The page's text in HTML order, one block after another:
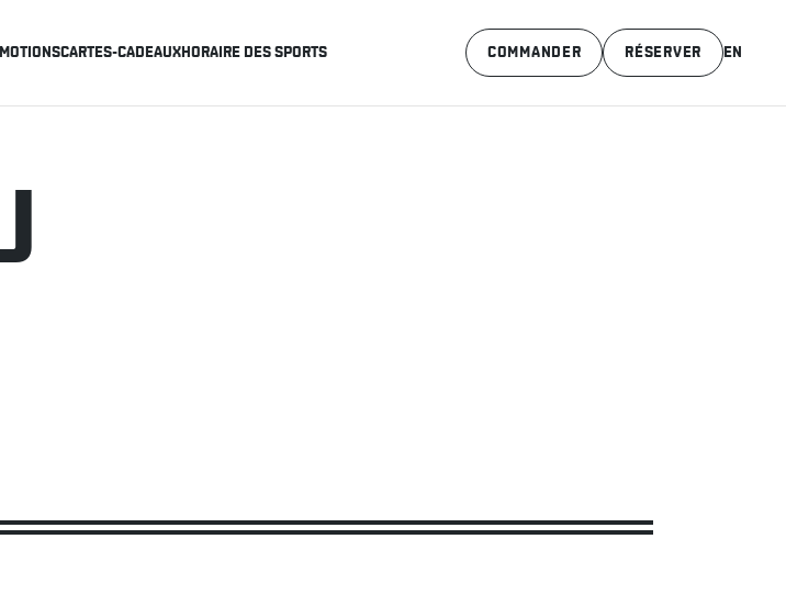
CARTES-CADEAUXHORAIRE DES SPORTS RÉSERVER
COMMANDER EN